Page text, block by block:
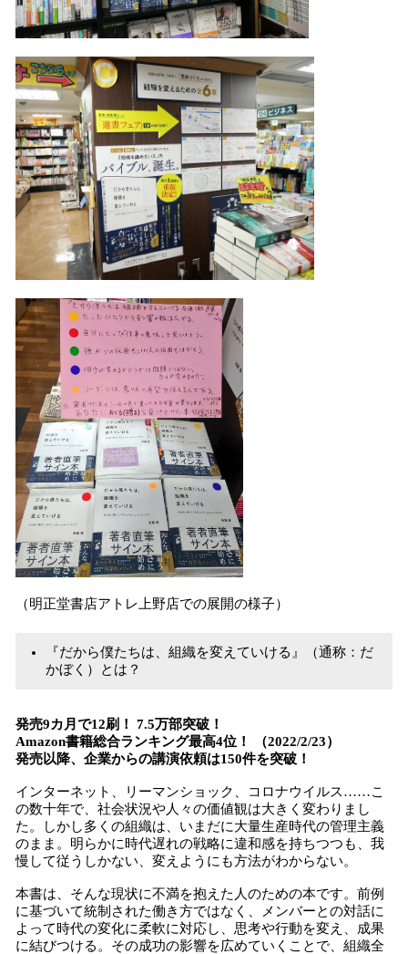
（明正堂書店アトレ上野店での展開の様子）
『だから僕たちは、組織を変えていける』（通称：だ
かぼく）とは？
発売9カ月で12刷！ 7.5万部突破！
Amazon書籍総合ランキング最高4位！ （2022/2/23）
発売以降、企業からの講演依頼は150件を突破！
インターネット、リーマンショック、コロナウイルス……こ
の数十年で、社会状況や人々の価値観は大きく変わりまし
た。しかし多くの組織は、いまだに大量生産時代の管理主義
のまま。明らかに時代遅れの戦略に違和感を持ちつつも、我
慢して従うしかない、変えようにも方法がわからない。
本書は、そんな現状に不満を抱えた人のための本です。前例
に基づいて統制された働き方ではなく、メンバーとの対話に
よって時代の変化に柔軟に対応し、思考や行動を変え、成果
に結びつける。その成功の影響を広めていくことで、組織全